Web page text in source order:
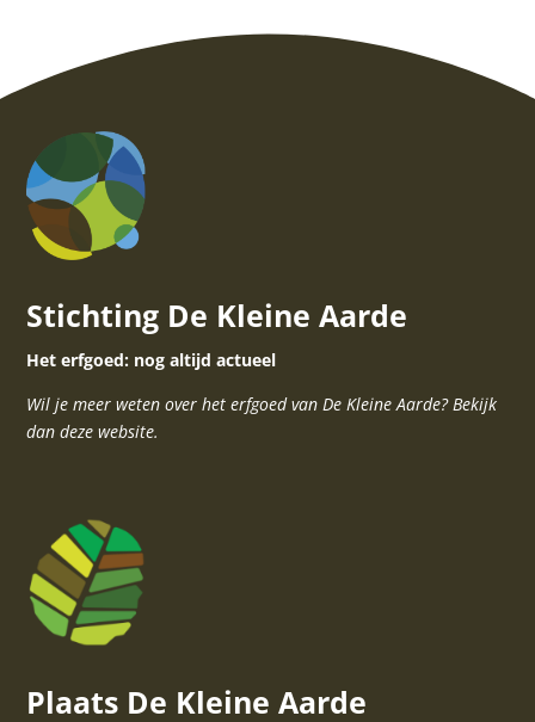
Stichting De Kleine Aarde
Het erfgoed: nog altijd actueel
Wil je meer weten over het erfgoed van De Kleine Aarde? Bekijk
dan deze website.
Plaats De Kleine Aarde